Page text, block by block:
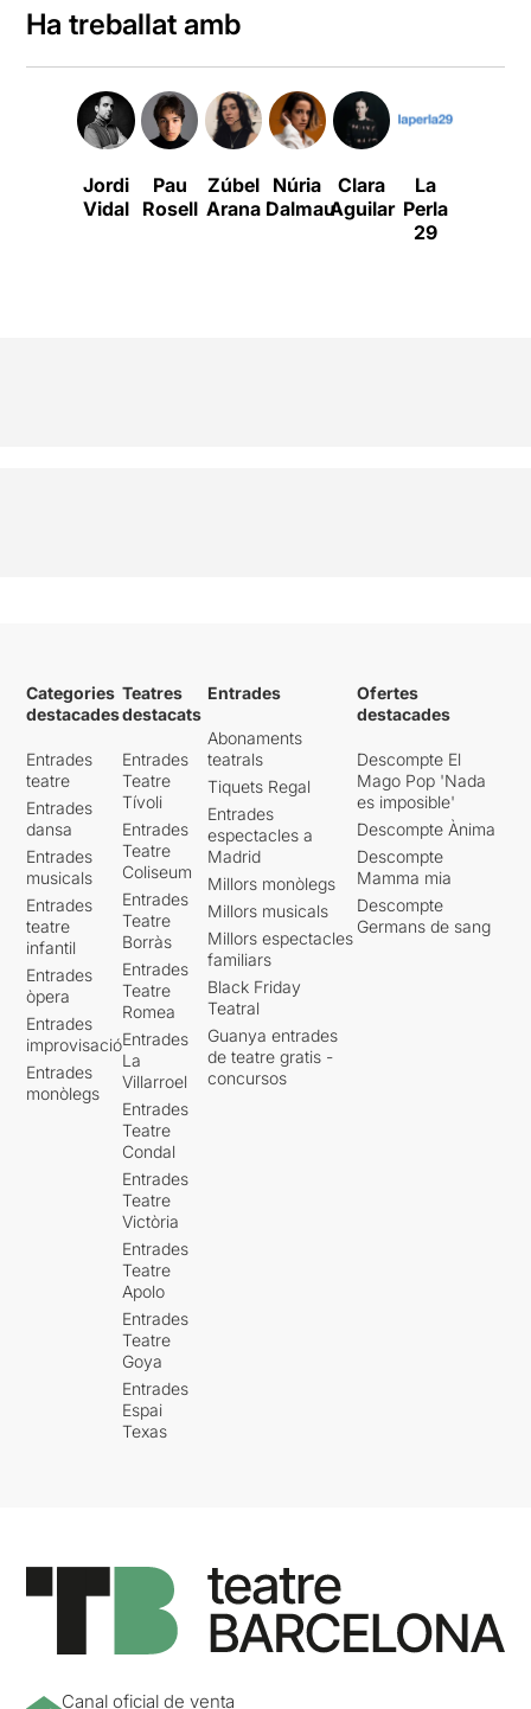
Ha treballat amb
Jordi
Vidal
Pau
Rosell
Zúbel
Arana
Núria
Dalmau
Clara
Aguilar
La
Perla
29
Categories
destacades
Entrades
teatre
Entrades
dansa
Entrades
musicals
Entrades
teatre
infantil
Entrades
òpera
Entrades
improvisació
Entrades
monòlegs
Teatres
destacats
Entrades
Teatre
Tívoli
Entrades
Teatre
Coliseum
Entrades
Teatre
Borràs
Entrades
Teatre
Romea
Entrades
La
Villarroel
Entrades
Teatre
Condal
Entrades
Teatre
Victòria
Entrades
Teatre
Apolo
Entrades
Teatre
Goya
Entrades
Espai
Texas
Entrades
Abonaments
teatrals
Tiquets Regal
Entrades
espectacles a
Madrid
Millors monòlegs
Millors musicals
Millors espectacles
familiars
Black Friday
Teatral
Guanya entrades
de teatre gratis -
concursos
Ofertes
destacades
Descompte El
Mago Pop 'Nada
es imposible'
Descompte Ànima
Descompte
Mamma mia
Descompte
Germans de sang
Canal oficial de venta